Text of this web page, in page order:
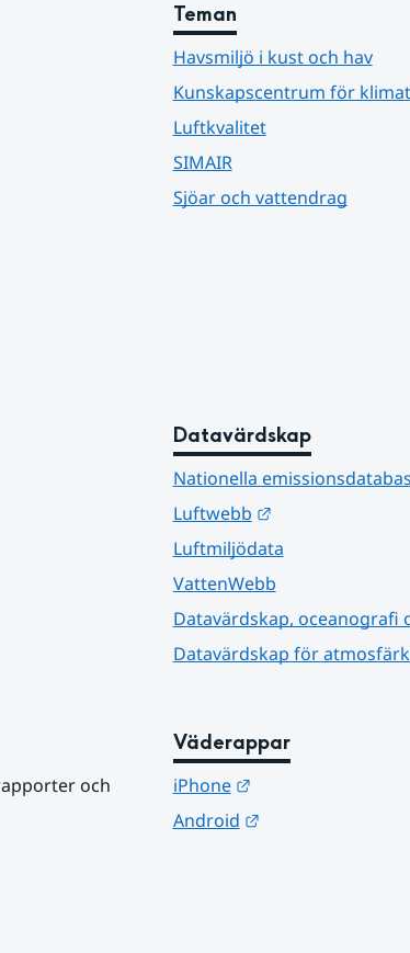
Teman
Havsmiljö i kust och hav
Kunskapscentrum för
Luftkvalitet
SIMAIR
Sjöar och vattendrag
Datavärdskap
Nationella
Luftwebb
Länk till annan
Luftmiljödata
VattenWebb
Datavärdskap, oceanografi
Datavärdskap för
och
Väderappar
iPhone
Länk till annan
Android
Länk till annan